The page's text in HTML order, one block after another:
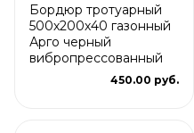
Бордюр тротуарный
500х200х40 газонный
Арго черный
вибропрессованный
450.00 руб.